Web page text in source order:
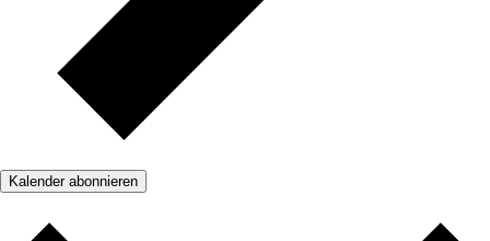
Kalender abonnieren